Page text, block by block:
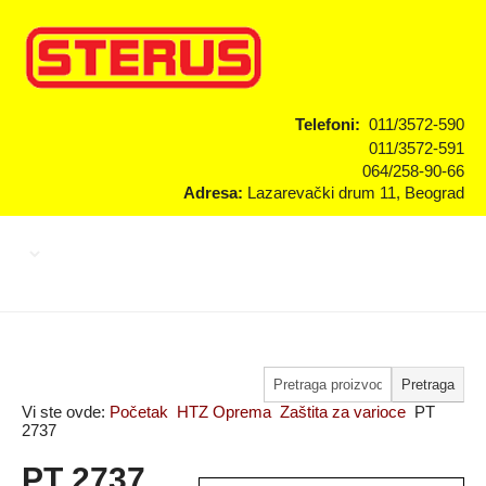
Telefoni: 011/3572-590
011/3572-591
064/258-90-66
Adresa: Lazarevački drum 11, Beograd
Vi ste ovde: Početak HTZ Oprema Zaštita za varioce PT
2737